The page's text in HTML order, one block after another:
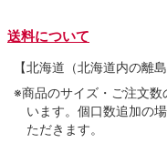
送料について
【北海道（北海道内の離
※商品のサイズ・ご注文
います。個口数追加の
ただきます。